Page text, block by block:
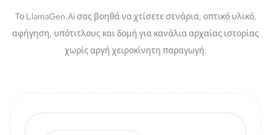
Το LlamaGen.Ai σας βοηθά να χτίσετε σενάρια, οπτικό υλικό,
αφήγηση, υπότιτλους και δομή για κανάλια αρχαίας ιστορίας
χωρίς αργή χειροκίνητη παραγωγή.